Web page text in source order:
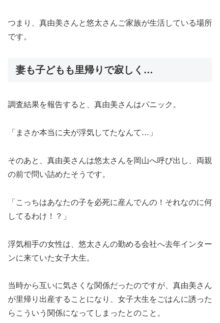
つまり、真由美さんと悠太さんご家族が生活している場所
です。
妻も子どもも里帰りで寂しく…
調査結果を報告すると、真由美さんはパニック。
「まさか本当に夫が浮気してたなんて…」
そのあと、真由美さんは悠太さんを岡山へ呼び出し、両親
の前で問い詰めたそうです。
「こっちはあなたの子を必死に産んでんの！それなのに何
してるわけ！？」
浮気相手の女性は、悠太さんの勤める会社へ去年インター
ンに来ていた女子大生。
当時から互いに気さくな関係だったのですが、真由美さん
が里帰り出産することになり、女子大生をごはんに誘った
らこういう関係になってしまったとのこと。